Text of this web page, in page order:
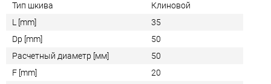
Тип шкива
Клиновой
L [mm]
35
Dp [mm]
50
Расчетный диаметр [мм]
50
F [mm]
20